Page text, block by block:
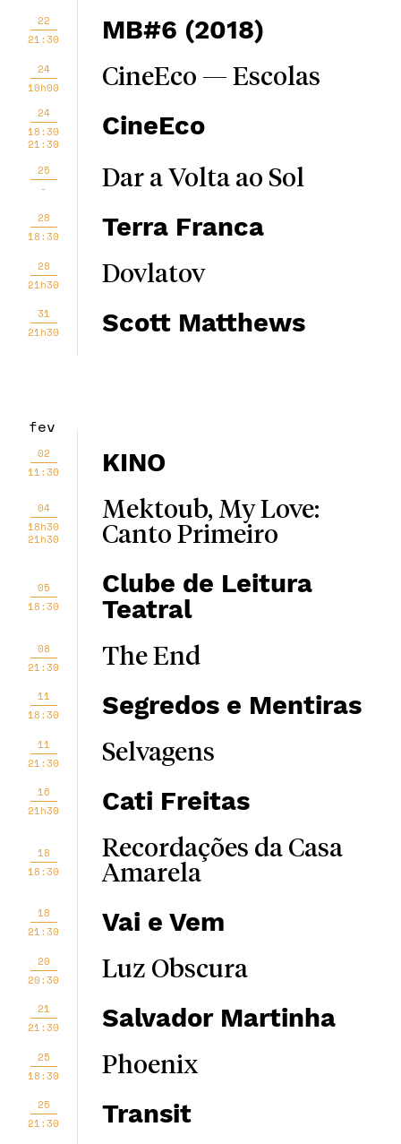
22
21:30
MB#6 (2018)
24
10h00
CineEco — Escolas
24
18:30
21:30
CineEco
25
-
Dar a Volta ao Sol
28
18:30
Terra Franca
28
21h30
Dovlatov
31
21h30
Scott Matthews
fev
02
11:30
KINO
04
18h30
21h30
Mektoub, My Love:
Canto Primeiro
05
18:30
Clube de Leitura
Teatral
08
21:30
The End
11
18:30
Segredos e Mentiras
11
21:30
Selvagens
16
21h30
Cati Freitas
18
18:30
Recordações da Casa
Amarela
18
21:30
Vai e Vem
20
20:30
Luz Obscura
21
21:30
Salvador Martinha
25
18:30
Phoenix
25
21:30
Transit